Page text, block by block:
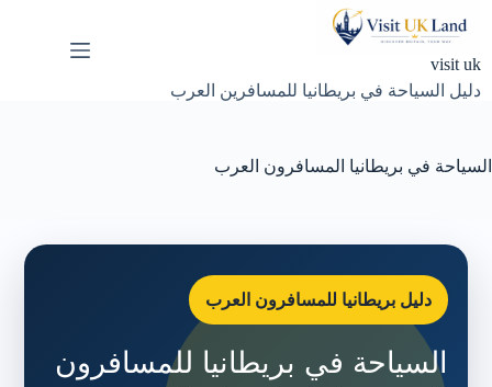
visit uk
دليل السياحة في بريطانيا للمسافرين العرب
السياحة في بريطانيا المسافرون العرب
دليل بريطانيا للمسافرون العرب
السياحة في بريطانيا للمسافرون